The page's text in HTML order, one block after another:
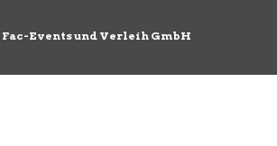
Fac-Events und Verleih GmbH